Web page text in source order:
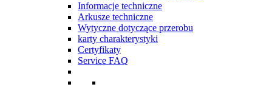
Informacje techniczne
Arkusze techniczne
Wytyczne dotyczące przerobu
karty charakterystyki
Certyfikaty
Service FAQ